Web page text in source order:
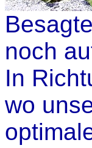
noch
In
wo